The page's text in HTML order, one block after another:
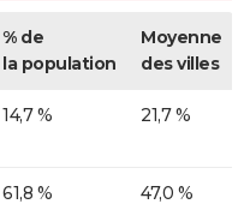
% de
la population
Moyenne
des villes
14,7 % 21,7 %
61,8 % 47,0 %